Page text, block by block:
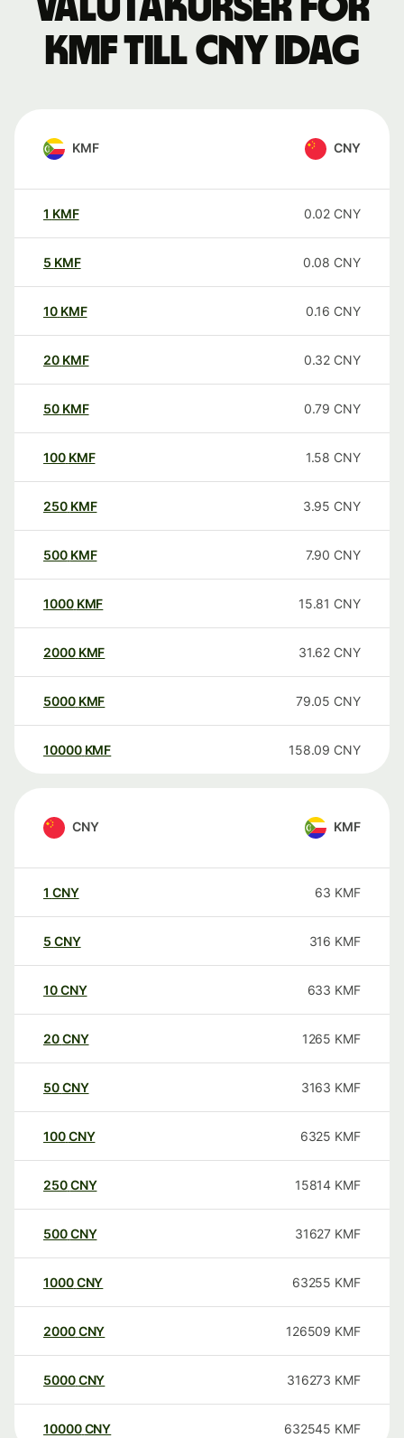
KMF till CNY idag
KMF CNY
1 KMF 0.02 CNY
5 KMF 0.08 CNY
10 KMF 0.16 CNY
20 KMF 0.32 CNY
50 KMF 0.79 CNY
100 KMF 1.58 CNY
250 KMF 3.95 CNY
500 KMF 7.90 CNY
1000 KMF 15.81 CNY
2000 KMF 31.62 CNY
5000 KMF 79.05 CNY
10000 KMF 158.09 CNY
CNY KMF
1 CNY 63 KMF
5 CNY 316 KMF
10CNY 633 KMF
20CNY 1265 KMF
50CNY 3163 KMF
100CNY 6325 KMF
250CNY 15814 KMF
500CNY 31627 KMF
1000CNY 63255 KMF
2000CNY 126509 KMF
5000CNY 316273 KMF
10000 CNY 632545 KMF